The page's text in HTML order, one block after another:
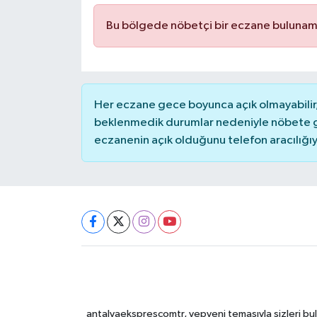
Bu bölgede nöbetçi bir eczane
Her eczane gece boyunca açık
beklenmedik durumlar nedeniyle nöbete
eczanenin açık olduğunu telefon
antalyaeksprescomtr, yepyeni temasıyla sizleri